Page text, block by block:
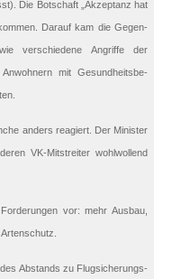
Die Botschaft „Akzep­tanz hat
Darauf kam die Gegen­
verschie­dene Angriffe der
mit Gesund­heits­be­
anders reagiert. Der Minis­ter
VK-Mitstrei­ter wohlwol­lend
vor: mehr Ausbau,
Abstands zu Flugsi­che­rungs­